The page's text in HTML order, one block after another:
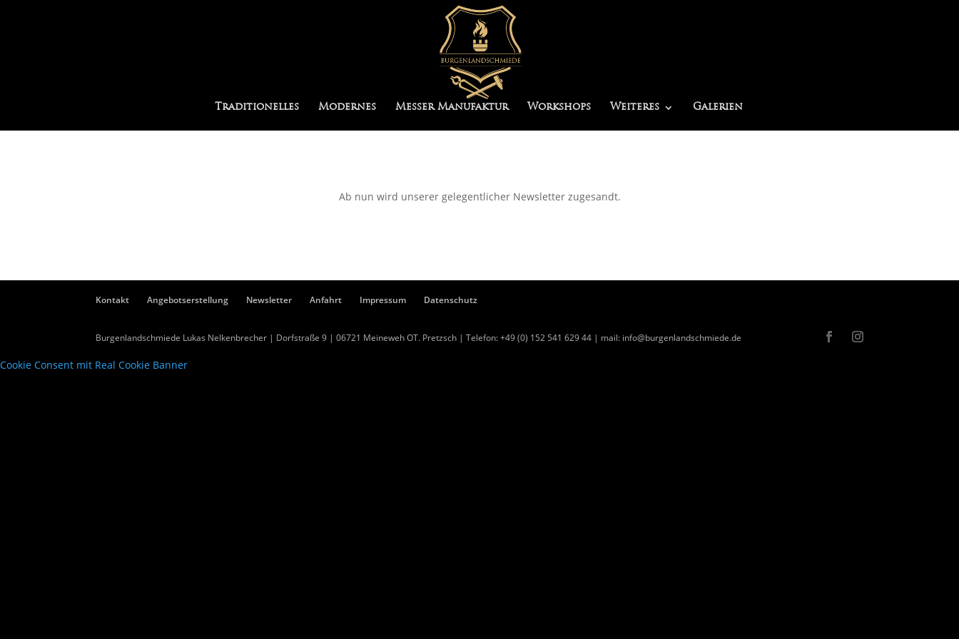
Traditionelles Modernes Messer Manufaktur Workshops Weiteres Galerien
Ab nun wird unserer gelegentlicher Newsletter zugesandt.
Kontakt Angebotserstellung Newsletter Anfahrt Impressum Datenschutz
Burgenlandschmiede Lukas Nelkenbrecher | Dorfstraße 9 | 06721 Meineweh OT. Pretzsch | Telefon: +49 (0) 152 541 629 44 | mail: info@burgenlandschmiede.de
Cookie Consent mit Real Cookie Banner